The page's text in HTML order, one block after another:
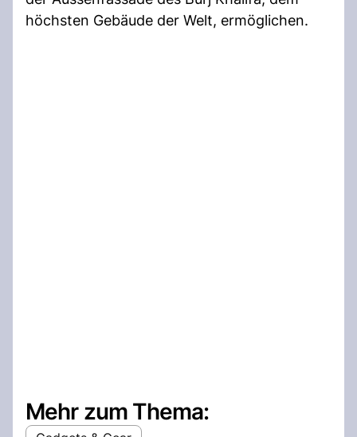
höchsten Gebäude der Welt, ermöglichen.
Mehr zum Thema: